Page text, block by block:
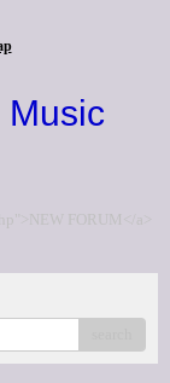
Music
FORUM</a>